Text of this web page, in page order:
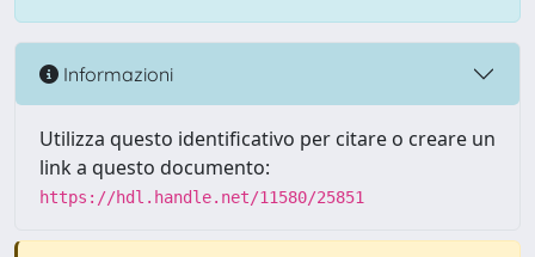
Informazioni
Utilizza questo identificativo per citare o creare un
link a questo documento:
https://hdl.handle.net/11580/25851